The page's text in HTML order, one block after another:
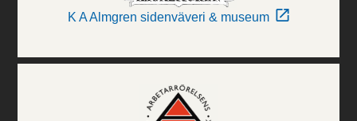
K A Almgren sidenväveri & museum